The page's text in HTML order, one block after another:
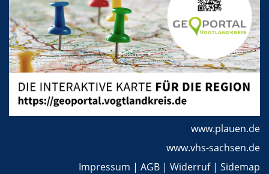
www.plauen.de
www.vhs-sachsen.de
Impressum | AGB | Widerruf| Sidemap